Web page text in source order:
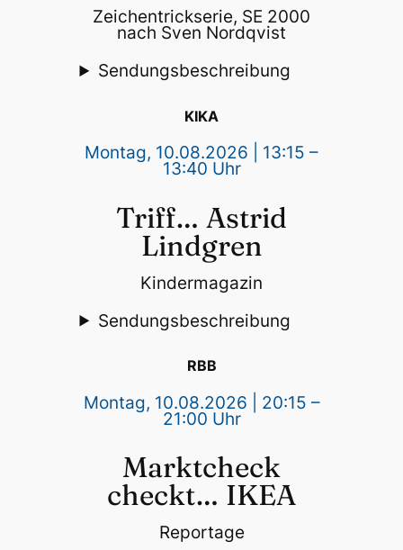
Zeichentrickserie, SE 2000
nach Sven Nordqvist
Sendungsbeschreibung
KIKA
Montag, 10.08.2026 | 13:15 –
13:40 Uhr
Triff… Astrid
Lindgren
Kindermagazin
Sendungsbeschreibung
RBB
Montag, 10.08.2026 | 20:15 –
21:00 Uhr
Marktcheck
checkt… IKEA
Reportage